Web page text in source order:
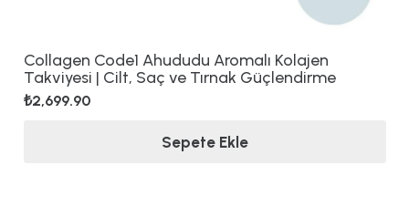
Collagen Code1 Ahududu Aromalı Kolajen
Takviyesi | Cilt, Saç ve Tırnak Güçlendirme
₺2,699.90
Sepete Ekle